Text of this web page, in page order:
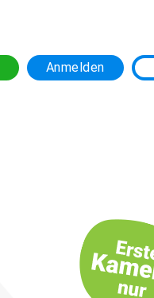
Anmelden